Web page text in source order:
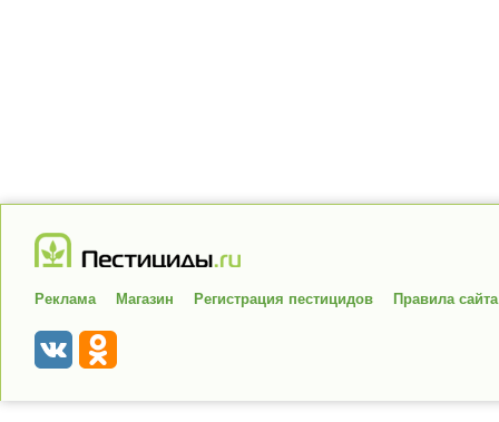
Реклама Магазин Регистрация пестицидов Правила сайта